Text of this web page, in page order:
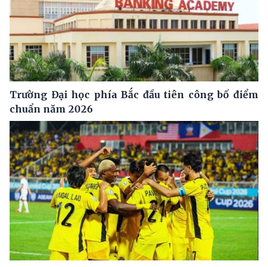
Trường Đại học phía Bắc đầu tiên công bố điểm
chuẩn năm 2026